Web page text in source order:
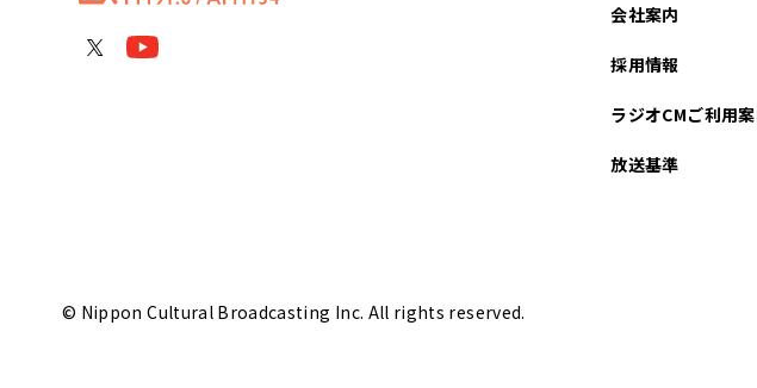
会社案内
採用情報
ラジオCMご利用
放送基準
© Nippon Cultural Broadcasting Inc. All rights reserved.